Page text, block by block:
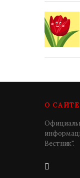
О САЙТЕ
Вестник".